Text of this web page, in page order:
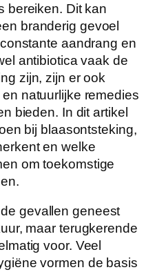
bereiken. Dit kan
branderig gevoel
aandrang en
antibiotica vaak de
zijn, zijn er ook
natuurlijke remedies
bieden. In dit artikel
bij blaasontsteking,
en welke
om toekomstige
gevallen geneest
maar terugkerende
voor. Veel
vormen de basis